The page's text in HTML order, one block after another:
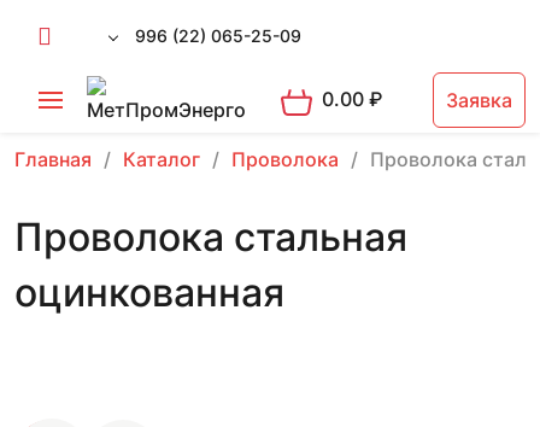
996 (22) 065-25-09
0.00₽ Заявка
Главная Каталог Проволока Проволока
Проволока стальная
оцинкованная